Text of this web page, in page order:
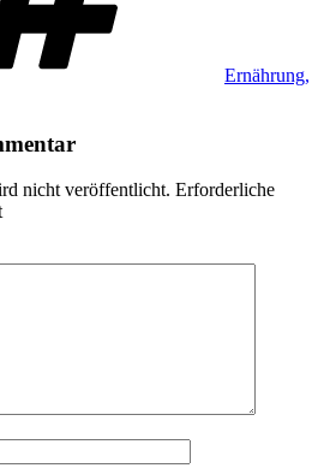
Ernährung,
nicht veröffentlicht. Erforderliche